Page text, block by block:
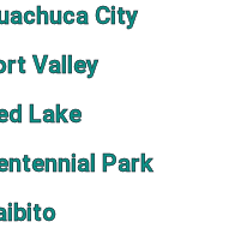
City
Valley
Lake
Park